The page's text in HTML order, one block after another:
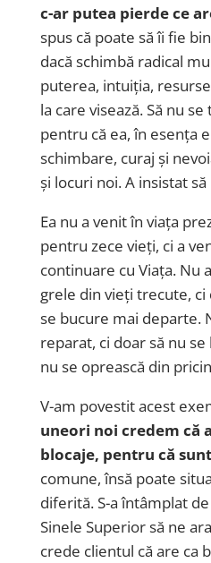
c-ar putea pierde ce
spus că poate să îi fie
dacă schimbă radical
puterea, intuiția,
la care visează. Să nu
pentru că ea, în esența
schimbare, curaj și
și locuri noi. A insistat
Ea nu a venit în viața
pentru zece vieți, ci a
continuare cu Viața. Nu
grele din vieți trecute, ci
se bucure mai departe.
reparat, ci doar să nu
nu se oprească din
V-am povestit acest
uneori noi credem că
blocaje, pentru că
comune, însă poate
diferită. S-a întâmplat
Sinele Superior să ne
crede clientul că are ca